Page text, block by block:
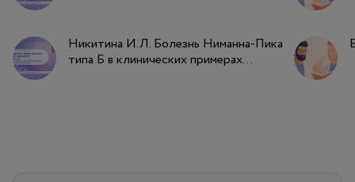
Никитина И.Л. Болезнь Ниманна-Пика
типа Б в клинических примерах...